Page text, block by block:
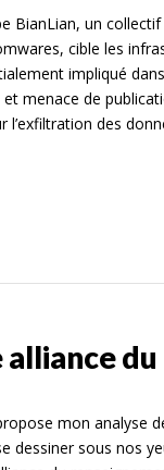
BianLian, un
cible les
impliqué
menace de
l’exfiltration des
mon analyse
dessiner sous nos